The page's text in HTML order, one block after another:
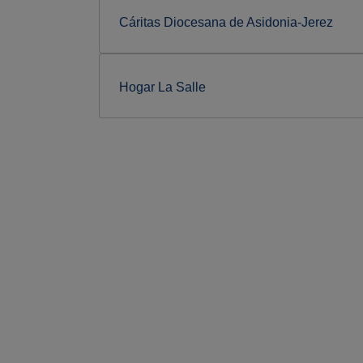
Cáritas Diocesana de Asidonia-Jerez
Hogar La Salle